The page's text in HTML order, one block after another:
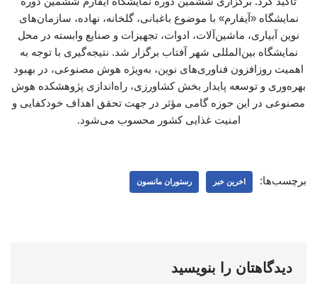
نمایشگاه «آیفارم» با موضوع باغبانی، گلخانه، نهاده، سازمان‌های
نوین آبیاری، ماشین‌آلات، ادوات، تجهیزات و صنایع وابسته در محل
نمایشگاه بین‌المللی شهر آفتاب برگزار شد. نتیجه‌گیری با توجه به
اهمیت روزافزون فناوری‌های نوین، به‌ویژه هوش مصنوعی، در بهبود
بهره‌وری و توسعه پایدار بخش کشاورزی، راه‌اندازی پژوهشکده هوش
مصنوعی در این حوزه گامی مؤثر در جهت تحقق اهداف خودکفایی و
امنیت غذایی کشور محسوب می‌شود.
برچسب‌ها: اخرین خبر رستوران مانسون
دیدگاهتان را بنویسید